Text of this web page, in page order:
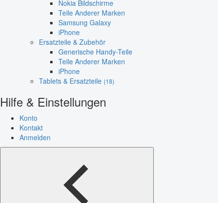
Nokia Bildschirme
Teile Anderer Marken
Samsung Galaxy
iPhone
Ersatzteile & Zubehör
Generische Handy-Teile
Teile Anderer Marken
iPhone
Tablets & Ersatzteile (18)
Hilfe & Einstellungen
Konto
Kontakt
Anmelden